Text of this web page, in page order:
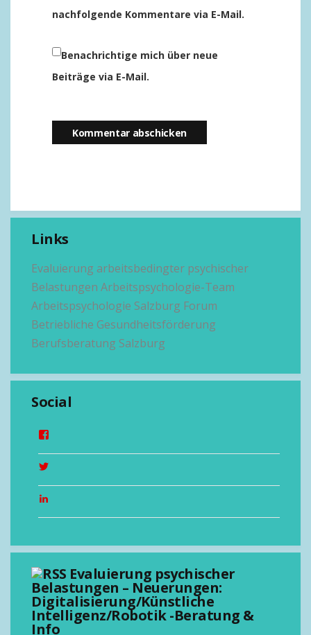
nachfolgende Kommentare via E-Mail.
Benachrichtige mich über neue
Beiträge via E-Mail.
Links
Evaluierung arbeitsbedingter psychischer
Belastungen Arbeitspsychologie-Team
Arbeitspsychologie Salzburg Forum
Betriebliche Gesundheitsförderung
Berufsberatung Salzburg
Social
Evaluierung psychischer
Belastungen – Neuerungen:
Digitalisierung/Künstliche
Intelligenz/Robotik -Beratung &
Info